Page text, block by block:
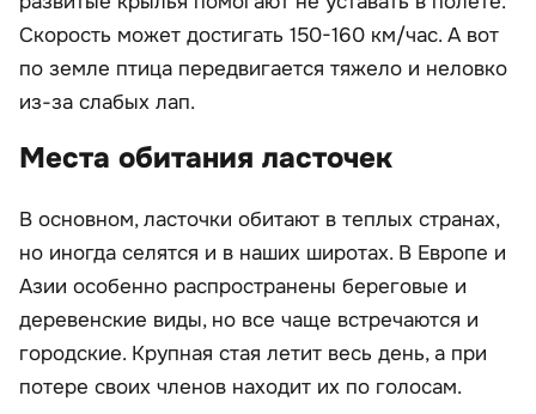
Скорость может достигать 150-160 км/час. А вот
по земле птица передвигается тяжело и неловко
из-за слабых лап.
Места обитания ласточек
В основном, ласточки обитают в теплых странах,
но иногда селятся и в наших широтах. В Европе и
Азии особенно распространены береговые и
деревенские виды, но все чаще встречаются и
городские. Крупная стая летит весь день, а при
потере своих членов находит их по голосам.